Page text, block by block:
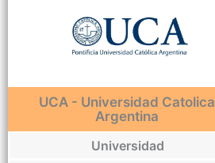
UCA - Universidad Catolica
Argentina
Universidad